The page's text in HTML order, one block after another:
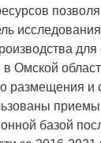
Омской
размещения и
приемы
базой